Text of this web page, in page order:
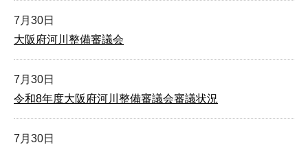
7月30日
大阪府河川整備審議会
7月30日
令和8年度大阪府河川整備審議会審議状況
7月30日